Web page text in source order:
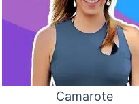
Camarote